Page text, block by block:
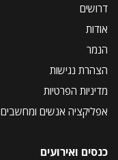
דרושים
אודות
הנמר
הצהרת נגישות
מדיניות הפרטיות
אפליקציה אנשים ומחשבים
כנסים ואירועים